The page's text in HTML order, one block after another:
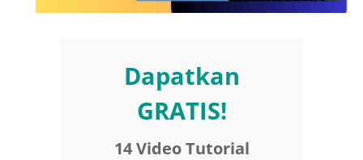
Dapatkan
GRATIS!
14 Video Tutorial